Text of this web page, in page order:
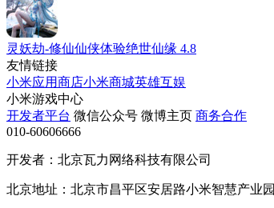
灵妖劫-修仙仙侠体验绝世仙缘 4.8
友情链接
小米应用商店小米商城英雄互娱
小米游戏中心
开发者平台 微信公众号 微博主页 商务合作
010-60606666
开发者：北京瓦力网络科技有限公司
北京地址：北京市昌平区安居路小米智慧产业园